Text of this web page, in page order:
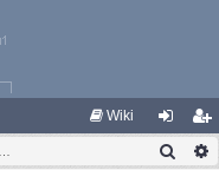
Wiki
og li
Sök